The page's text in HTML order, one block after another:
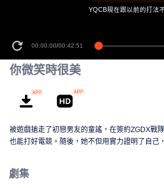
00:00:00/00:42:51
YQCB現在跟以前的打法
你微笑時很美
被遊戲搶走了初戀男友的童謠，在簽約ZGDX戰
也能打好電競。隨後，她不但用實力證明了自己
劇集